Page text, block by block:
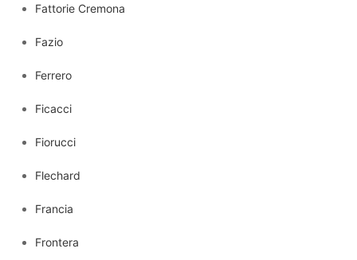
Fattorie Cremona
Fazio
Ferrero
Ficacci
Fiorucci
Flechard
Francia
Frontera